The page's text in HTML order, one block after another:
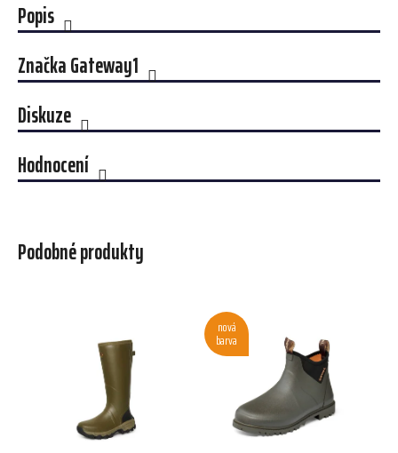
Popis
ZnačkaGateway1
Diskuze
Hodnocení
Podobné produkty
nová
barva